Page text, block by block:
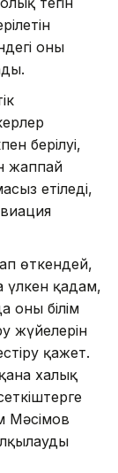
оның
берілуі,
жаппай
етіледі,
өткендей,
үлкен қадам,
оны білім
жүйелерін
қажет.
халық
Мәсімов